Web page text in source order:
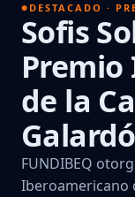
DESTACADO ·
Sofis
de la
FUNDIBEQ
Iberoamericano